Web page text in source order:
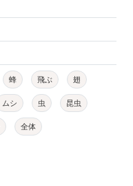
蜂 飛ぶ 翅
ムシ 虫 昆虫
全体